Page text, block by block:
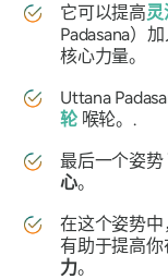
它可以提高灵
Padasana） 加
核心力量。
Uttana
轮喉轮。.
最后一个姿势
心。
在这个姿势
有助于提高
力。